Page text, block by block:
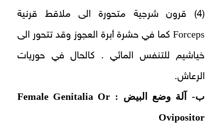
(4) قرون شرجية متحورة الى ملاقط قرنية
Forceps كما في حشرة أبرة العجوز وقد تتحور الى
خياشيم للتنفس المائي . كالحال في حوريات
الرعاش.
ب- آلة وضع البيض :
Female Genitalia Or
Ovipositor